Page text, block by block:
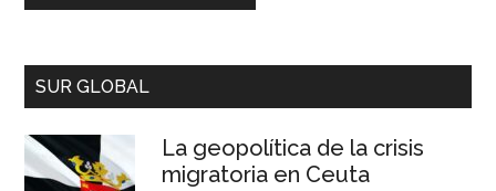
SUR GLOBAL
La geopolítica de la crisis
migratoria en Ceuta